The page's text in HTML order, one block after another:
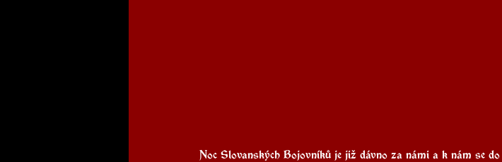
Noc Slovanských Bojovníků je již dávno za námi a k nám se